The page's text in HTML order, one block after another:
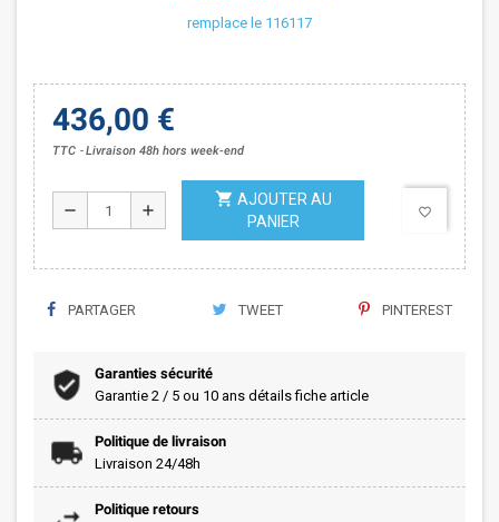
remplace le 116117
436,00 €
TTC Livraison 48h hors week-end
remove add
shopping_cart AJOUTER AU
PANIER
favorite_border
PARTAGER TWEET PINTEREST
Garanties sécurité
Garantie 2 / 5 ou 10 ans détails fiche article
Politique de livraison
Livraison 24/48h
Politique retours